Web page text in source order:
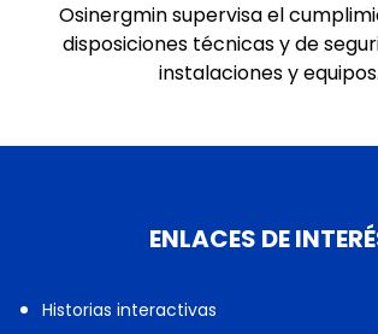
Osinergmin supervisa el
disposiciones técnicas y de
instalaciones y equipos.
ENLACES DE
Historias interactivas